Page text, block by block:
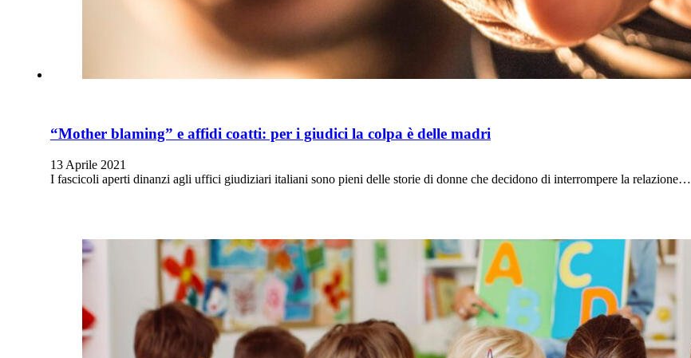
“Mother blaming” e affidi coatti: per i giudici la colpa è delle madri
13 Aprile 2021
I fascicoli aperti dinanzi agli uffici giudiziari italiani sono pieni delle storie di donne che decidono di interrompere la relazione…